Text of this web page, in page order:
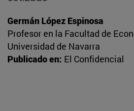
Germán López Espinosa
Profesor en la Facultad de
Universidad de Navarra
Publicado en: El Confidencial